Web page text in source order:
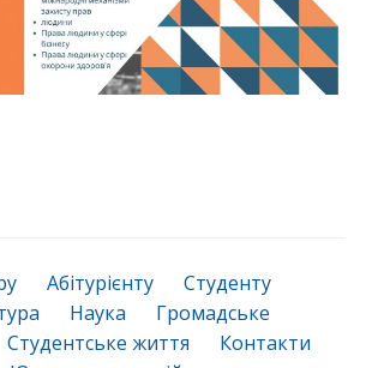
Абітурієнту
Студенту
Наука
Громадське
Студентське життя
Контакти